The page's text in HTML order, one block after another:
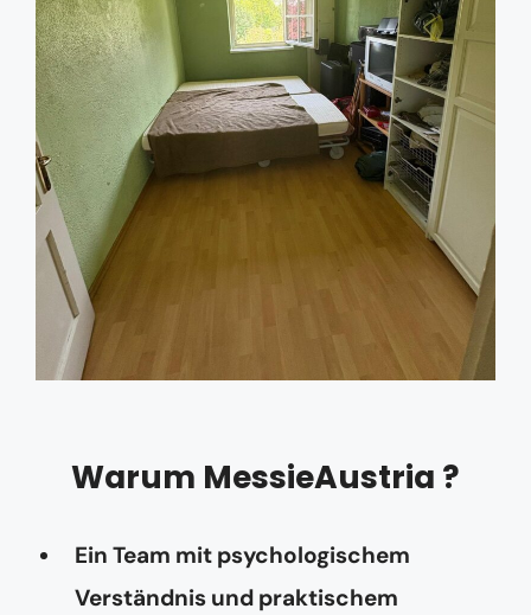
Warum MessieAustria ?
Ein Team mit psychologischem
Verständnis und praktischem